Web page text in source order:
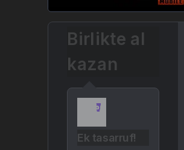
Birlikte al
kazan
Ek tasarruf!